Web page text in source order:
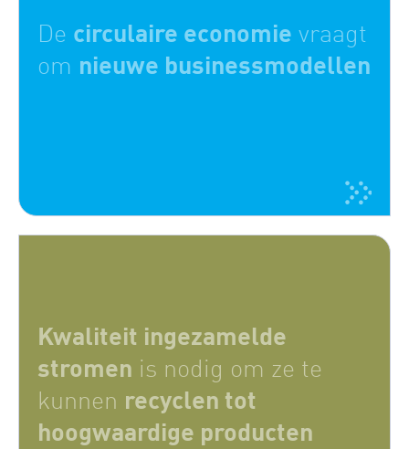
De circulaire economie vraagt
om nieuwe businessmodellen
Kwaliteit ingezamelde
stromen is nodig om ze te
kunnen recyclen tot
hoogwaardige producten